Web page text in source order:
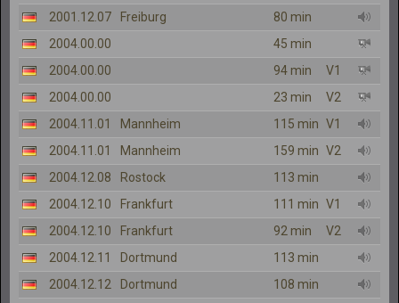
2001.12.07
Freiburg
80 min
2004.00.00
45 min
2004.00.00
94 min
V1
2004.00.00
23 min
V2
2004.11.01
Mannheim 115 min V1
2004.11.01
Mannheim 159 min V2
2004.12.08
Rostock
113 min
2004.12.10
Frankfurt 111 min V1
2004.12.10
Frankfurt 92 min
V2
2004.12.11
Dortmund
113 min
2004.12.12
Dortmund
108 min